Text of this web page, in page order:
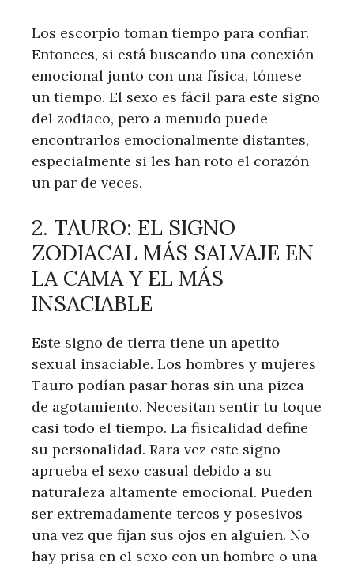
Los escorpio toman tiempo para confiar.
Entonces, si está buscando una conexión
emocional junto con una física, tómese
un tiempo. El sexo es fácil para este signo
del zodiaco, pero a menudo puede
encontrarlos emocionalmente distantes,
especialmente si les han roto el corazón
un par de veces.
2. TAURO: EL SIGNO
ZODIACAL MÁS SALVAJE EN
LA CAMA Y EL MÁS
INSACIABLE
Este signo de tierra tiene un apetito
sexual insaciable. Los hombres y mujeres
Tauro podían pasar horas sin una pizca
de agotamiento. Necesitan sentir tu toque
casi todo el tiempo. La fisicalidad define
su personalidad. Rara vez este signo
aprueba el sexo casual debido a su
naturaleza altamente emocional. Pueden
ser extremadamente tercos y posesivos
una vez que fijan sus ojos en alguien. No
hay prisa en el sexo con un hombre o una